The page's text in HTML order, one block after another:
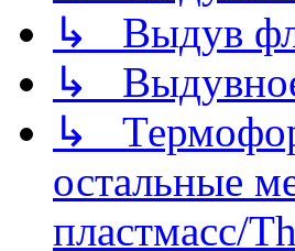
↳ Выдув
↳
↳
остальные
пластмасс/